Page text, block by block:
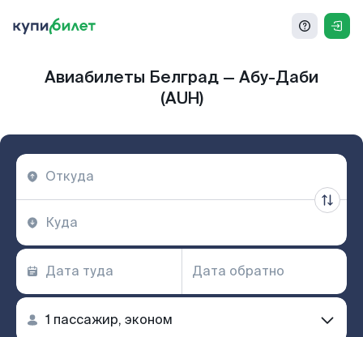
Авиабилеты Белград — Абу-Даби
(AUH)